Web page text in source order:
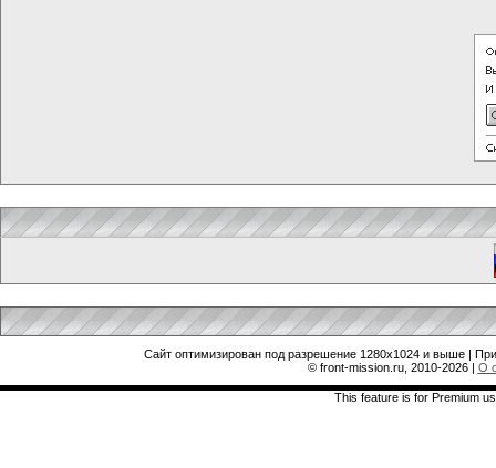
Сайт оптимизирован под разрешение 1280x1024 и выше |
© front-mission.ru, 2010-2026| О
This feature is for Premium